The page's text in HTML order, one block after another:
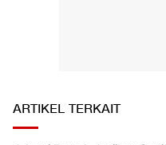
ARTIKEL TERKAIT